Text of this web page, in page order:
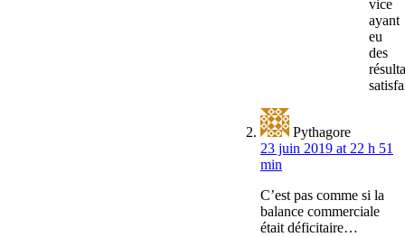
vice
ayant
eu
des
Pythagore
23 juin 2019 at 22 h 51
min
C’est pas comme si la
balance commerciale
était déficitaire…